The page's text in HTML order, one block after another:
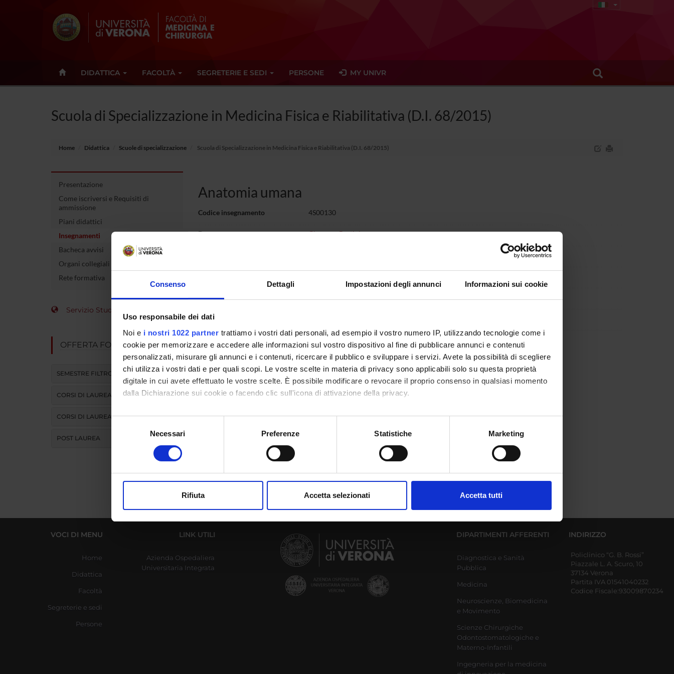
Consenso Dettagli Impostazioni degli annunci Informazioni sui cookie
Uso responsabile dei dati
Noi e i nostri 1022 partner trattiamo i vostri dati personali, ad esempio il vostro numero IP, utilizzando tecnologie come i
cookie per memorizzare e accedere alle informazioni sul vostro dispositivo al fine di pubblicare annunci e contenuti
personalizzati, misurare gli annunci e i contenuti, ricercare il pubblico e sviluppare i servizi. Avete la possibilità di scegliere
chi utilizza i vostri dati e per quali scopi. Le vostre scelte in materia di privacy sono applicabili solo su questa proprietà
digitale in cui avete effettuato le vostre scelte. È possibile modificare o revocare il proprio consenso in qualsiasi momento
dalla Dichiarazione sui cookie o facendo clic sull'icona di attivazione della privacy.
Con il tuo consenso, vorremmo anche:
raccogliere informazioni sulla tua posizione geografica, con un'approssimazione di qualche metro,
digitali).
modificare o ritirare il tuo consenso in qualsiasi momento dalla Dichiarazione sui cookie.
che hanno raccolto dal tuo utilizzo dei loro servizi.
Selezione
Necessari Preferenze Statistiche Marketing
Rifiuta Accetta selezionati Accetta tutti
DIDATTICA FACOLTÀ SEGRETERIE E SEDI PERSONE MY UNIVR
Scuola di Specializzazione in Medicina Fisica e Riabilitativa (D.I. 68/2015)
Home Didattica Scuole di specializzazione Scuola di Specializzazione in Medicina Fisica e Riabilitativa (D.I. 68/2015)
Presentazione
Come iscriversi e Requisiti di
ammissione
Piani didattici
Insegnamenti
Bacheca avvisi
Organi collegiali e di governo
Rete formativa
Servizio Studenti Internazionali
OFFERTA FORMATIVA
SEMESTRE FILTRO
CORSI DI LAUREA
CORSI DI LAUREA MAGISTRALE
POST LAUREA
Anatomia umana
Codice insegnamento 4S00130
Docente Giuseppe Bertini
Lingua di erogazione
Sede
non ancora assegnato
VOCI DI MENU
Home
Didattica
Facoltà
Segreterie e sedi
Persone
LINK UTILI
Azienda Ospedaliera
Universitaria Integrata
DIPARTIMENTI AFFERENTI
Diagnostica e Sanità
Pubblica
Medicina
Neuroscienze, Biomedicina
e Movimento
Scienze Chirurgiche
Odontostomatologiche e
Materno-Infantili
Ingegneria per la medicina
INDIRIZZO
Policlinico “G. B. Rossi”
Piazzale L. A. Scuro, 10
37134 Verona
Partita IVA 01541040232
Codice Fiscale:93009870234